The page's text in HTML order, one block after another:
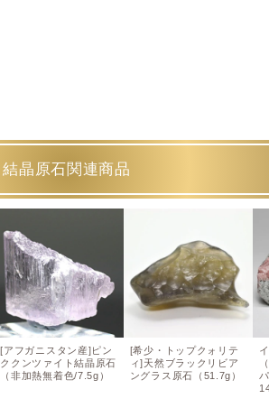
結晶原石関連商品
[アフガニスタン産]ピン
ククンツァイト結晶原石
（非加熱無着色/7.5g）
[希少・トップクォリテ
ィ]天然ブラックリビア
ングラス原石（51.7g）